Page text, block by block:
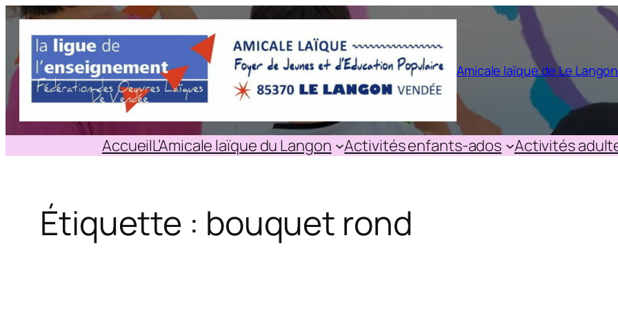
Aller
contenu
Amicale laïque de Le Langon
AccueilL’Amicale laïque du Langon Activités enfants-ados Activités
Étiquette : bouquet rond